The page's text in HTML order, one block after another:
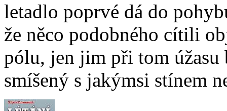
letadlo poprvé dá do
že něco podobného cítili
pólu, jen jim při tom
smíšený s jakýmsi stínem